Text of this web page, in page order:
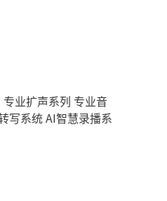
专业扩声系列 专业音
写系统AI智慧录播系